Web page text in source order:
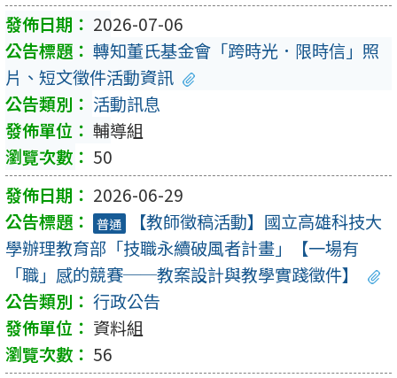
2026-07-06
轉知董氏基金會「跨時光．限時信」照
片、短文徵件活動資訊
活動訊息
輔導組
50
2026-06-29
普通
【教師徵稿活動】國立高雄科技大
學辦理教育部「技職永續破風者計畫」【一場有
「職」感的競賽──教案設計與教學實踐徵件】
行政公告
資料組
56